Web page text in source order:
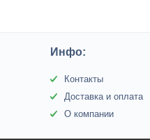
Инфо:
Контакты
Доставка и оплата
О компании